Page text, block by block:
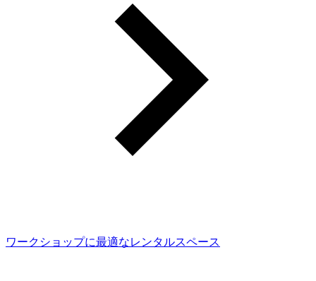
ワークショップに最適なレンタルスペース